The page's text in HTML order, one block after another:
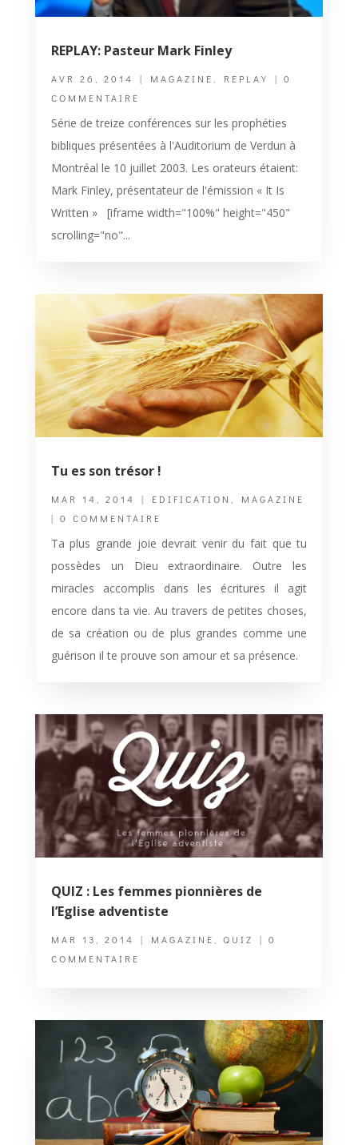
REPLAY: Pasteur Mark Finley
AVR 26, 2014 | MAGAZINE REPLAY
| 0
COMMENTAIRE
Série de treize conférences sur les prophéties
bibliques présentées à l'Auditorium de Verdun à
Montréal le 10 juillet 2003. Les orateurs étaient:
Mark Finley, présentateur de l'émission « It Is
Written » [iframe width="100%" height="450"
scrolling="no"...
Tu es son trésor !
MAR 14, 2014 | EDIFICATION
MAGAZINE
| 0 COMMENTAIRE
Ta plus grande joie devrait venir du fait que tu
possèdes un Dieu extraordinaire. Outre les
miracles accomplis dans les écritures il agit
encore dans ta vie. Au travers de petites choses,
de sa création ou de plus grandes comme une
guérison il te prouve son amour et sa présence.
QUIZ : Les femmes pionnières de
l’Eglise adventiste
MAR 13, 2014 | MAGAZINE QUIZ
| 0
COMMENTAIRE